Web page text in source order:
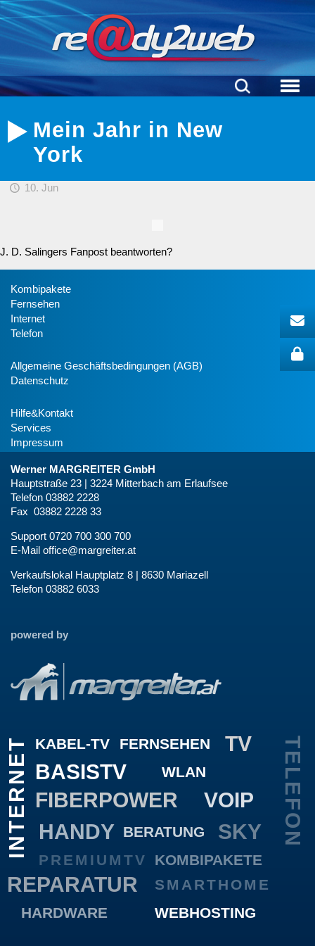
Mein Jahr in New
York
10. Jun
J. D. Salingers Fanpost beantworten?
Kombipakete
Fernsehen
Internet
Telefon
Allgemeine Geschäftsbedingungen (AGB)
Datenschutz
Hilfe&Kontakt
Services
Impressum
Werner MARGREITER GmbH
Hauptstraße 23 | 3224 Mitterbach am Erlaufsee
Telefon 03882 2228
Fax 03882 2228 33
Support 0720 700 300 700
E-Mail office@margreiter.at
Verkaufslokal Hauptplatz 8 | 8630 Mariazell
Telefon 03882 6033
powered by
KABEL-TV
INTERNET TELEFON
FERNSEHEN
TV
BASISTV
PREMIUMTV
SKY
WLAN
WEBHOSTING
FIBERPOWER VOIP
BERATUNG
REPARATUR
HANDY
HARDWARE
SMARTHOME
KOMBIPAKETE